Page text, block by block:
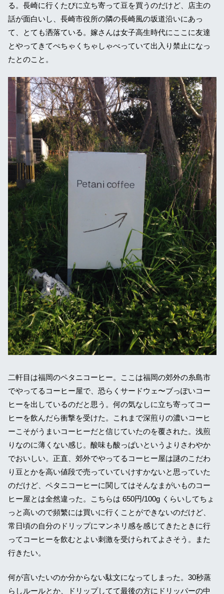
る。長崎に行くたびに立ち寄って豆を買うのだけど、店主の
話が面白いし、長崎市役所の隣の長崎風の坂道沿いにあっ
て、とても洒落ている。嫁さんは女子高生時代にここに友達
とやってきてぺちゃくちゃしゃべっていて出入り禁止になっ
たとのこと。
二軒目は福岡のペタニコーヒー。ここは福岡の郊外の糸島市
でやってるコーヒー屋で、恐らくサードウェ〜ブっぽいコー
ヒーを出しているのだと思う。何の気なしに立ち寄ってコー
ヒーを飲んだら衝撃を受けた。これまで深煎りの濃いコーヒ
ーこそがうまいコーヒーだと信じていたのを覆された。浅煎
りなのに薄くない感じ。酸味も酸っぱいというよりさわやか
でおいしい。正直、郊外でやってるコーヒー屋は謎のこだわ
り豆とかを高い値段で売っていていけすかないと思っていた
のだけど、ペタニコーヒーに関してはそんなまがいものコー
ヒー屋とは全然違った。こちらは 650円/100g くらいしてちょ
っと高いので頻繁には買いに行くことができないのだけど、
常日頃の自分のドリップにマンネリ感を感じてきたときに行
ってコーヒーを飲むとよい刺激を受けられてよさそう。また
行きたい。
何が言いたいのか分からない駄文になってしまった。30秒蒸
らしルールとか、ドリップしてて最後の方にドリッパーの中